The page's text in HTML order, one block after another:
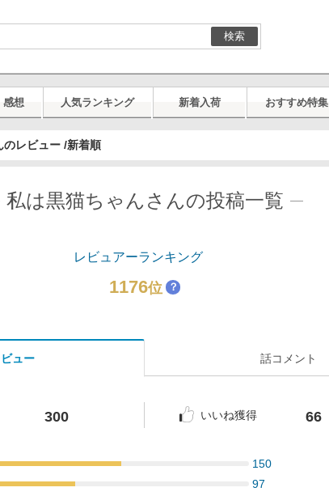
検索
感想 人気ランキング 新着入荷 おすすめ特集
レビュー /新着順
私は黒猫ちゃんさんの投稿一覧
レビュアーランキング
1176位 ？
ュー 話コメント
300 いいね獲得 66
150
97